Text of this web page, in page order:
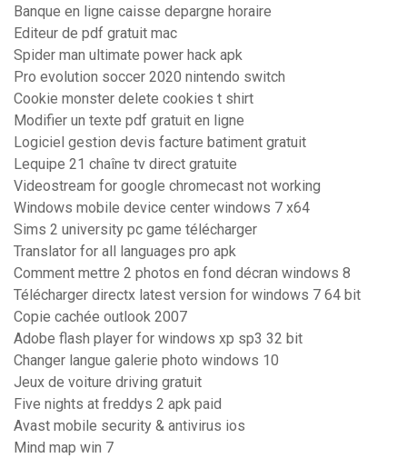
Banque en ligne caisse depargne horaire
Editeur de pdf gratuit mac
Spider man ultimate power hack apk
Pro evolution soccer 2020 nintendo switch
Cookie monster delete cookies t shirt
Modifier un texte pdf gratuit en ligne
Logiciel gestion devis facture batiment gratuit
Lequipe 21 chaîne tv direct gratuite
Videostream for google chromecast not working
Windows mobile device center windows 7 x64
Sims 2 university pc game télécharger
Translator for all languages pro apk
Comment mettre 2 photos en fond décran windows 8
Télécharger directx latest version for windows 7 64 bit
Copie cachée outlook 2007
Adobe flash player for windows xp sp3 32 bit
Changer langue galerie photo windows 10
Jeux de voiture driving gratuit
Five nights at freddys 2 apk paid
Avast mobile security & antivirus ios
Mind map win 7